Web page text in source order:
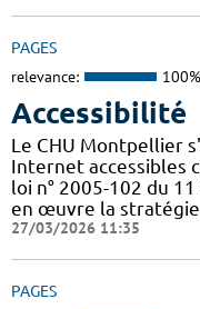
PAGES
relevance: 100%
Accessibilité
Le CHU Montpellier
Internet accessibles
loi n° 2005-102 du
en œuvre la
27/03/2026 11:35
PAGES